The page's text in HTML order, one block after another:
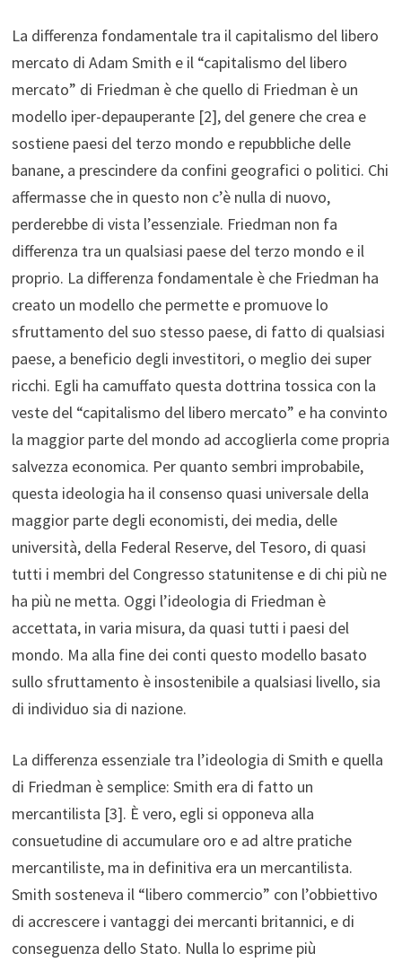
La differenza fondamentale tra il capitalismo del libero
mercato di Adam Smith e il “capitalismo del libero
mercato” di Friedman è che quello di Friedman è un
modello iper-depauperante [2], del genere che crea e
sostiene paesi del terzo mondo e repubbliche delle
banane, a prescindere da confini geografici o politici. Chi
affermasse che in questo non c’è nulla di nuovo,
perderebbe di vista l’essenziale. Friedman non fa
differenza tra un qualsiasi paese del terzo mondo e il
proprio. La differenza fondamentale è che Friedman ha
creato un modello che permette e promuove lo
sfruttamento del suo stesso paese, di fatto di qualsiasi
paese, a beneficio degli investitori, o meglio dei super
ricchi. Egli ha camuffato questa dottrina tossica con la
veste del “capitalismo del libero mercato” e ha convinto
la maggior parte del mondo ad accoglierla come propria
salvezza economica. Per quanto sembri improbabile,
questa ideologia ha il consenso quasi universale della
maggior parte degli economisti, dei media, delle
università, della Federal Reserve, del Tesoro, di quasi
tutti i membri del Congresso statunitense e di chi più ne
ha più ne metta. Oggi l’ideologia di Friedman è
accettata, in varia misura, da quasi tutti i paesi del
mondo. Ma alla fine dei conti questo modello basato
sullo sfruttamento è insostenibile a qualsiasi livello, sia
di individuo sia di nazione.
La differenza essenziale tra l’ideologia di Smith e quella
di Friedman è semplice: Smith era di fatto un
mercantilista [3]. È vero, egli si opponeva alla
consuetudine di accumulare oro e ad altre pratiche
mercantiliste, ma in definitiva era un mercantilista.
Smith sosteneva il “libero commercio” con l’obbiettivo
di accrescere i vantaggi dei mercanti britannici, e di
conseguenza dello Stato. Nulla lo esprime più